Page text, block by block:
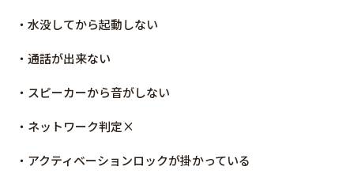
・水没してから起動しない
・通話が出来ない
・スピーカーから音がしない
・ネットワーク判定×
・アクティベーションロックが掛かっている